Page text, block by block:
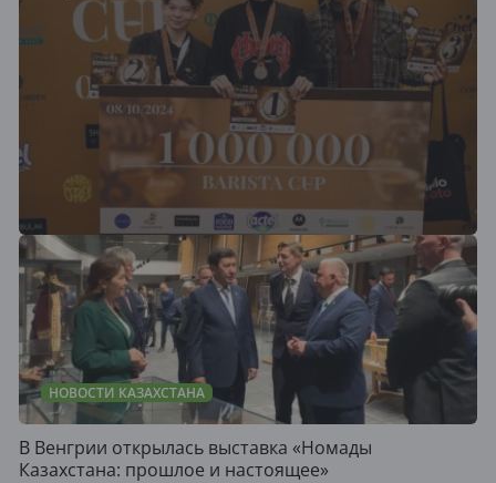
НОВОСТИ КАЗАХСТАНА
В Венгрии открылась выставка «Номады
Казахстана: прошлое и настоящее»